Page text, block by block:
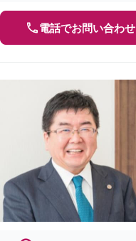
電話でお問い合わせ